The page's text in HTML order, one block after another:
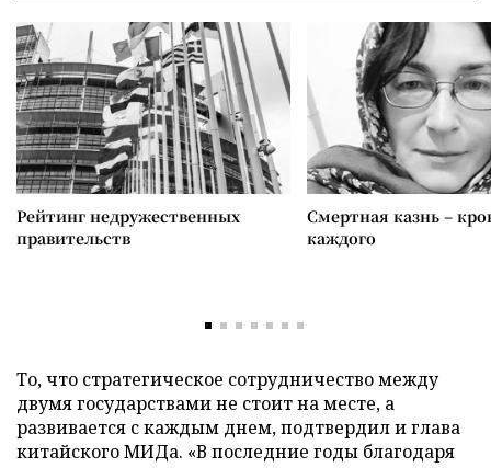
Рейтинг недружественных
правительств
Смертная казнь –
каждого
То, что стратегическое сотрудничество между
двумя государствами не стоит на месте, а
развивается с каждым днем, подтвердил и глава
китайского МИДа. «В последние годы благодаря